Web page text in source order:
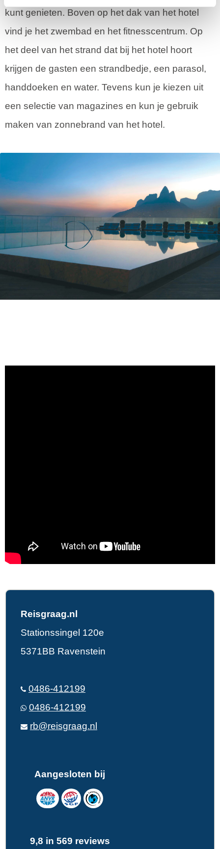
kunt genieten. Boven op het dak van het hotel
vind je het zwembad en het fitnesscentrum. Op
het deel van het strand dat bij het hotel hoort
krijgen de gasten een strandbedje, een parasol,
handdoeken en water. Tevens kun je kiezen uit
een selectie van magazines en kun je gebruik
maken van zonnebrand van het hotel.
Reisgraag.nl
Stationssingel 120e
5371BB Ravenstein
0486-412199
0486-412199
rb@reisgraag.nl
Aangesloten bij
9,8 in 569 reviews